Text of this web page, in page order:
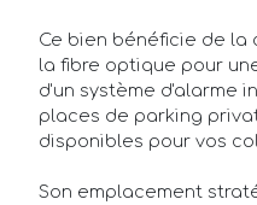
Ce bien bénéficie de la
la fibre optique pour
d'un système d'alarme
places de parking
disponibles pour vos
Son emplacement